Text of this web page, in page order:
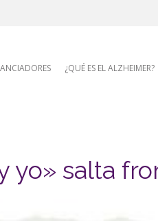
¿QUÉ ES EL ALZHEIMER?
yo» salta